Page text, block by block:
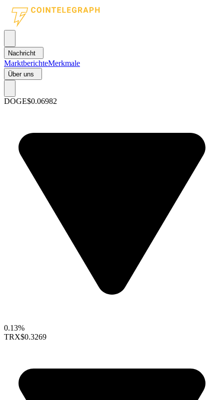
Nachricht
MarktberichteMerkmale
Über uns
DOGE$0.06982
0.13%
TRX$0.3269